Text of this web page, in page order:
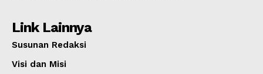
Link Lainnya
Susunan Redaksi
Visi dan Misi